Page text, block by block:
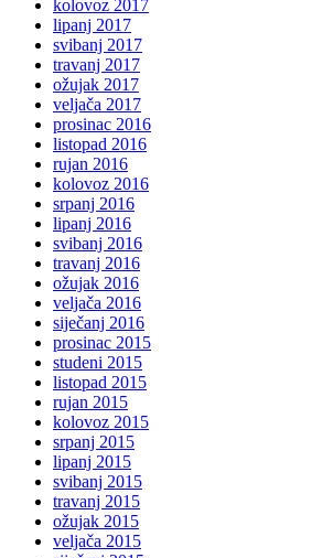
kolovoz 2017
lipanj 2017
svibanj 2017
travanj 2017
ožujak 2017
veljača 2017
prosinac 2016
listopad 2016
rujan 2016
kolovoz 2016
srpanj 2016
lipanj 2016
svibanj 2016
travanj 2016
ožujak 2016
veljača 2016
siječanj 2016
prosinac 2015
studeni 2015
listopad 2015
rujan 2015
kolovoz 2015
srpanj 2015
lipanj 2015
svibanj 2015
travanj 2015
ožujak 2015
veljača 2015